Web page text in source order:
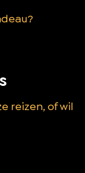
reizen, of wil